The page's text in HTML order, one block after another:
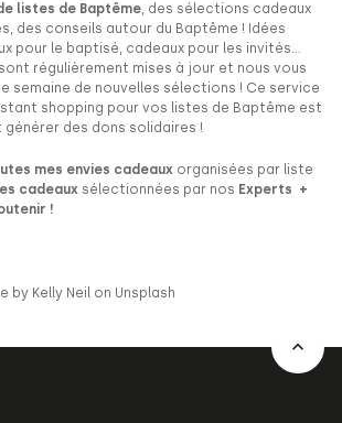
listes de Baptême, des sélections cadeaux
des conseils autour du Baptême ! Idées
pour le baptisé, cadeaux pour les invités…
régulièrement mises à jour et nous vous
semaine de nouvelles sélections ! Ce service
shopping pour vos listes de Baptême est
générer des dons solidaires !
mes envies cadeaux organisées par liste
cadeaux sélectionnées par nos Experts +
!
by Kelly Neil on Unsplash